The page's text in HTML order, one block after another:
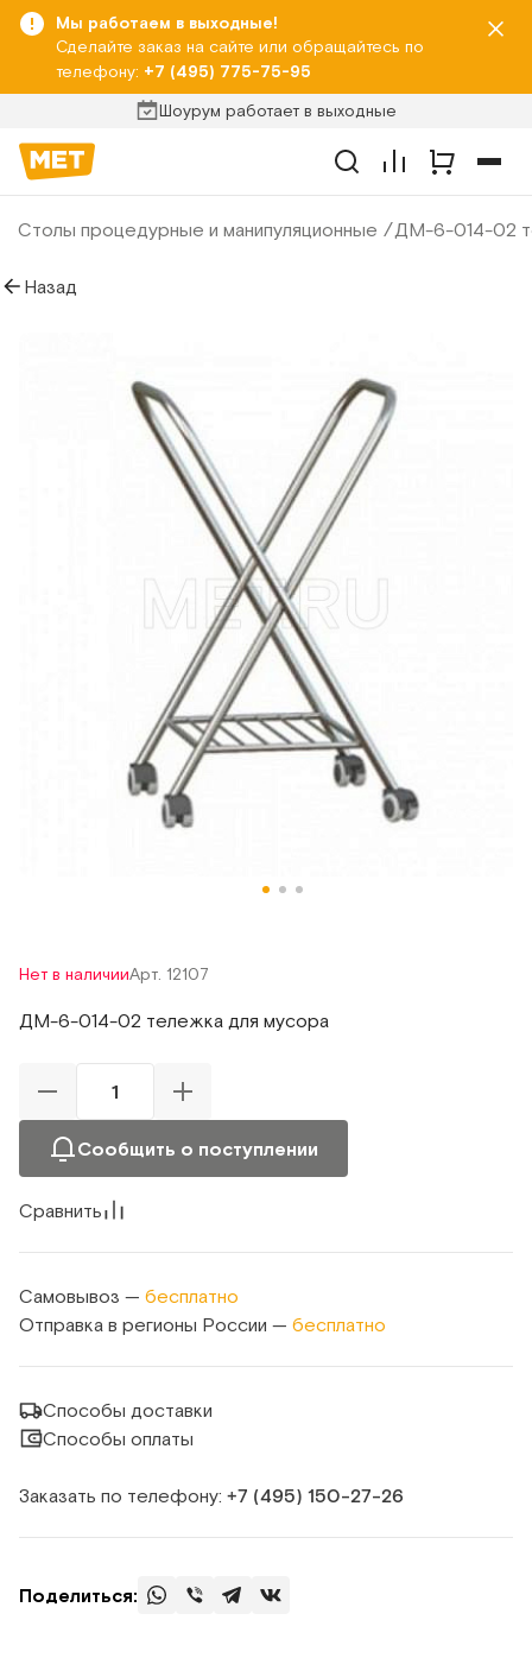
Мы работаем в выходные!
Сделайте заказ на сайте или обращайтесь по
телефону: +7 (495) 775-75-95
Шоурум работает в выходные
Столы процедурные и манипуляционные ДМ-6-014-02
Назад
Нет в наличииАрт. 12107
ДМ-6-014-02 тележка для мусора
Сообщить о поступлении
Сравнить
Самовывоз — бесплатно
Отправка в регионы России — бесплатно
Способы доставки
Способы оплаты
Заказать по телефону: +7 (495) 150‑27‑26
Поделиться: